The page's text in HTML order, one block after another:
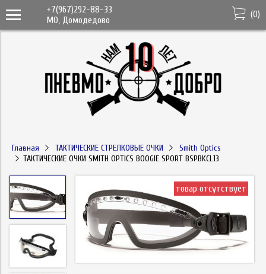
+7(967)292-88-33
МО, Домодедово
(0)
Главная ТАКТИЧЕСКИЕ СТРЕЛКОВЫЕ ОЧКИ
Smith Optics
ТАКТИЧЕСКИЕ ОЧКИ SMITH OPTICS BOOGIE SPORT BSPBKCL13
товар отсутствует